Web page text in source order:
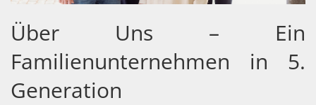
Über Uns – Ein
Familienunternehmen in 5.
Generation